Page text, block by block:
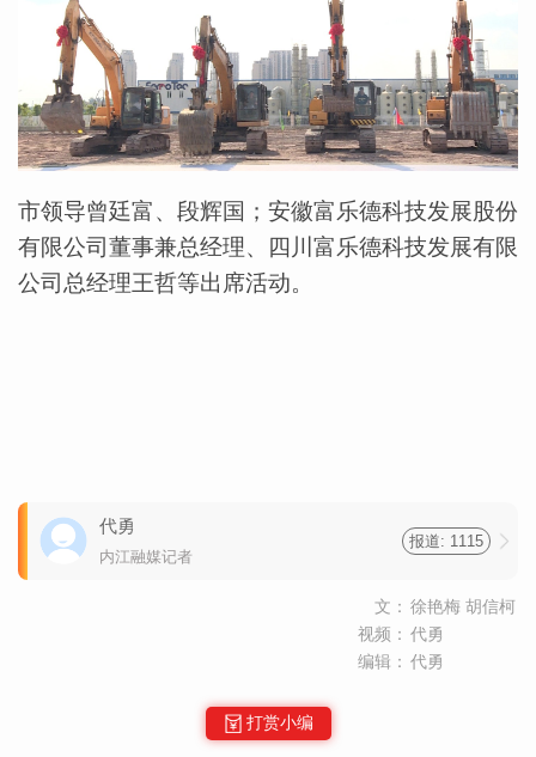
市领导曾廷富、段辉国；安徽富乐德科技发展股份
有限公司董事兼总经理、四川富乐德科技发展有限
公司总经理王哲等出席活动。
代勇
内江融媒记者
报道: 1115
文： 徐艳梅 胡信柯
视频： 代勇
编辑： 代勇
打赏小编